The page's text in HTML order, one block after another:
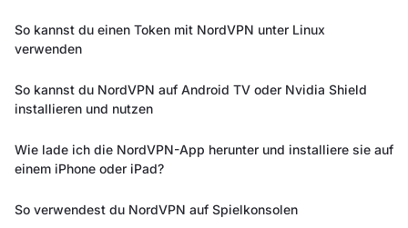
So kannst du einen Token mit NordVPN unter Linux
verwenden
So kannst du NordVPN auf Android TV oder Nvidia Shield
installieren und nutzen
Wie lade ich die NordVPN-App herunter und installiere sie auf
einem iPhone oder iPad?
So verwendest du NordVPN auf Spielkonsolen